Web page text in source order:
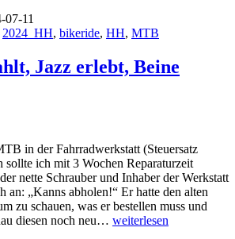
07-11
2024_HH, bikeride, HH, MTB
Jazz erlebt, Beine
in der Fahrradwerkstatt (Steuersatz
sollte ich mit 3 Wochen Reparaturzeit
nette Schrauber und Inhaber der Werkstatt
an: „Kanns abholen!“ Er hatte den alten
zu schauen, was er bestellen muss und
diesen noch neu… Lehrgeld
weiterlesen